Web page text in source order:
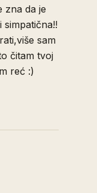
zna da je
simpatična!!
sam
čitam tvoj
reć :)